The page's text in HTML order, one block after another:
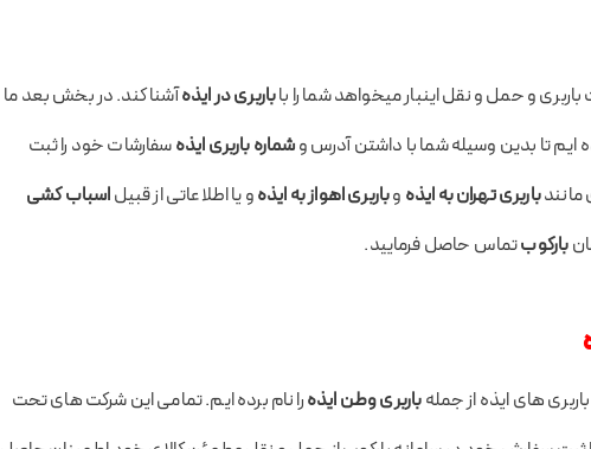
و حمل و نقل اینبار میخواهد شما را باباربری در ایذهآشنا کند. در بخش بعد ما
ایم تا بدین وسیله شما با داشتن آدرس وشماره باربری ایذهسفارشات خود را ثبت
مانندباربری تهران به ایذه وباربری اهواز به ایذهو یا اطلاعاتی از قبیلاسباب کشی
بارکوبتماس حاصل فرمایید.
های ایذه از جملهباربری وطن ایذهرا نام برده ایم. تمامی این شرکت های تحت